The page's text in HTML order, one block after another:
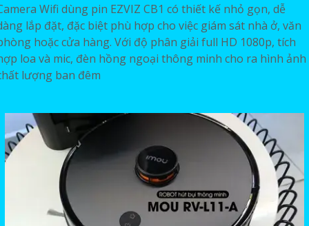
Wifi dùng pin EZVIZ CB1 có thiết kế nhỏ gọn, dễ
lắp đặt, đặc biệt phù hợp cho việc giám sát nhà ở, văn
hoặc cửa hàng. Với độ phân giải full HD 1080p, tích
loa và mic, đèn hồng ngoại thông minh cho ra hình ảnh
lượng ban đêm